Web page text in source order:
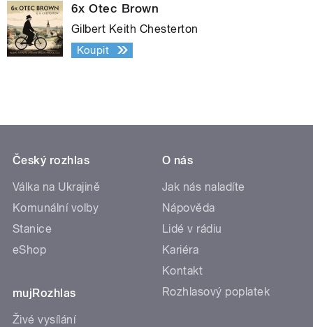
6x Otec Brown
Gilbert Keith Chesterton
Koupit
Český rozhlas
Válka na Ukrajině
Komunální volby
Stanice
eShop
mujRozhlas
Živé vysílání
O nás
Jak nás naladíte
Nápověda
Lidé v rádiu
Kariéra
Kontakt
Rozhlasový poplatek